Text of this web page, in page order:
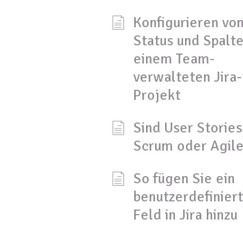
Konfigurieren von
Status und
einem Team-
verwalteten Jira-
Projekt
Sind User Stories
Scrum oder
So fügen Sie ein
Feld in Jira hinzu